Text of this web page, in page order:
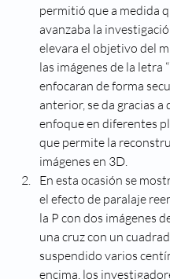
permitió que a medida
avanzaba la
elevara el objetivo del
las imágenes de la letra
enfocaran de forma
anterior, se da gracias a
enfoque en diferentes
que permite la
imágenes en 3D.
En esta ocasión se
el efecto de paralaje
la P con dos imágenes
una cruz con un
suspendido varios
encima, los